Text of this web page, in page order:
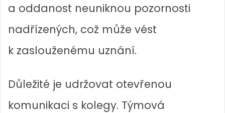
a oddanost neuniknou pozornosti
nadřízených, což může vést
k zaslouženému uznání.
Důležité je udržovat otevřenou
komunikaci s kolegy. Týmová